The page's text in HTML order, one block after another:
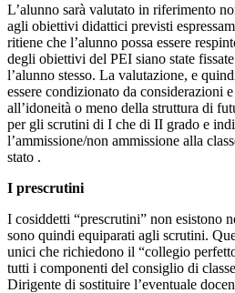
L’alunno sarà valutato in riferimento
agli obiettivi didattici previsti
ritiene che l’alunno possa essere
degli obiettivi del PEI siano state
l’alunno stesso. La valutazione, e
essere condizionato da considerazioni
all’idoneità o meno della struttura di
per gli scrutini di I che di II grado e
l’ammissione/non ammissione alla
stato .
I prescrutini
I cosiddetti “prescrutini” non esistono
sono quindi equiparati agli scrutini.
unici che richiedono il “collegio
tutti i componenti del consiglio di
Dirigente di sostituire l’eventuale